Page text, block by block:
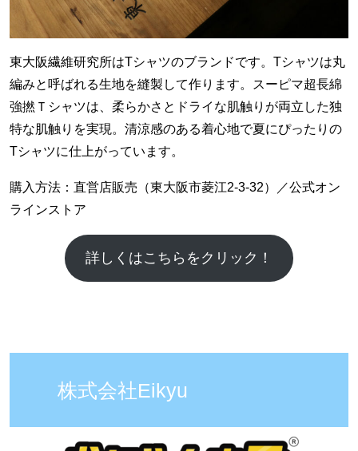
東大阪繊維研究所はTシャツのブランドです。Tシャツは丸
編みと呼ばれる生地を縫製して作ります。スーピマ超長綿
強撚Ｔシャツは、柔らかさとドライな肌触りが両立した独
特な肌触りを実現。清涼感のある着心地で夏にぴったりの
Tシャツに仕上がっています。
購入方法：直営店販売（東大阪市菱江2‐3-32）／公式オン
ラインストア
詳しくはこちらをクリック！
株式会社Eikyu